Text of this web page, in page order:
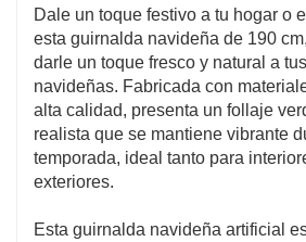
Dale un toque festivo a tu hogar o
esta guirnalda navideña de 190
darle un toque fresco y natural a
navideñas. Fabricada con
alta calidad, presenta un follaje
realista que se mantiene vibrante
temporada, ideal tanto para
exteriores.
Esta guirnalda navideña artificial